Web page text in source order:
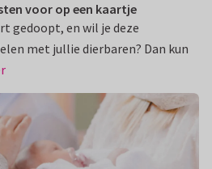
voor op een kaartje
gedoopt, en wil je deze
met jullie dierbaren? Dan kun